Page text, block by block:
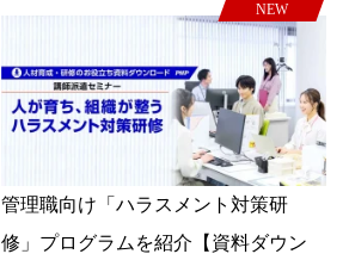
NEW
管理職向け「ハラスメント対策研
修」プログラムを紹介【資料ダウン